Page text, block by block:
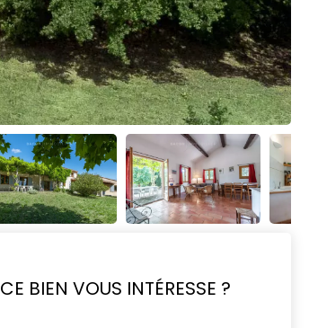
CE BIEN VOUS INTÉRESSE ?